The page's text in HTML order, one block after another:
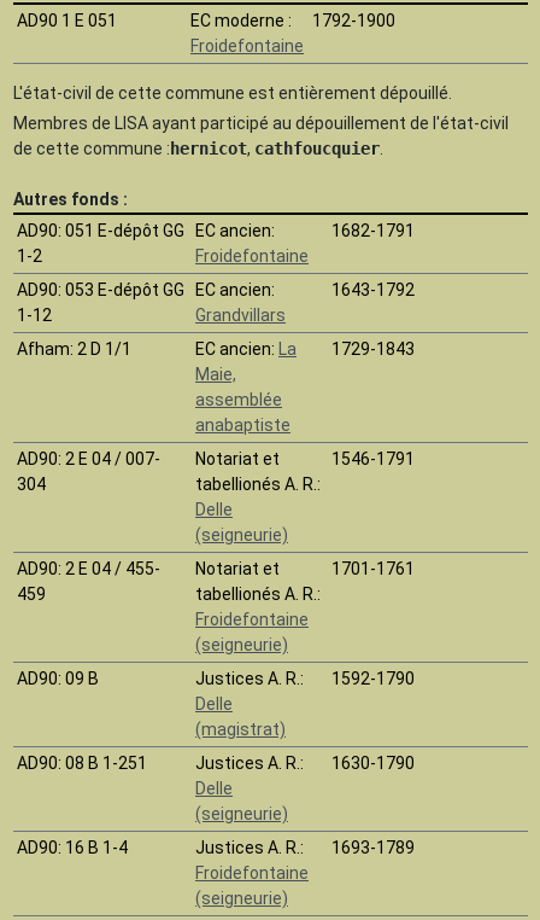
AD90 1 E 051
EC moderne :
Froidefontaine
1792-1900
L'état-civil de cette commune est entièrement dépouillé.
Membres de LISA ayant participé au dépouillement de l'état-civil
de cette commune :hernicot, cathfoucquier.
Autres fonds :
AD90: 051 E-dépôt GG
1-2
EC ancien:
Froidefontaine
1682-1791
AD90: 053 E-dépôt GG
1-12
EC ancien:
Grandvillars
1643-1792
Afham: 2 D 1/1 EC ancien: La
Maie,
assemblée
anabaptiste
1729-1843
AD90: 2 E 04 / 007-
304
Notariat et
tabellionés A. R.:
Delle
(seigneurie)
1546-1791
AD90: 2 E 04 / 455-
459
Notariat et
tabellionés A. R.:
Froidefontaine
(seigneurie)
1701-1761
AD90: 09 B
Justices A. R.:
Delle
(magistrat)
1592-1790
AD90: 08 B 1-251
Justices A. R.:
Delle
(seigneurie)
1630-1790
AD90: 16 B 1-4
Justices A. R.:
Froidefontaine
(seigneurie)
1693-1789